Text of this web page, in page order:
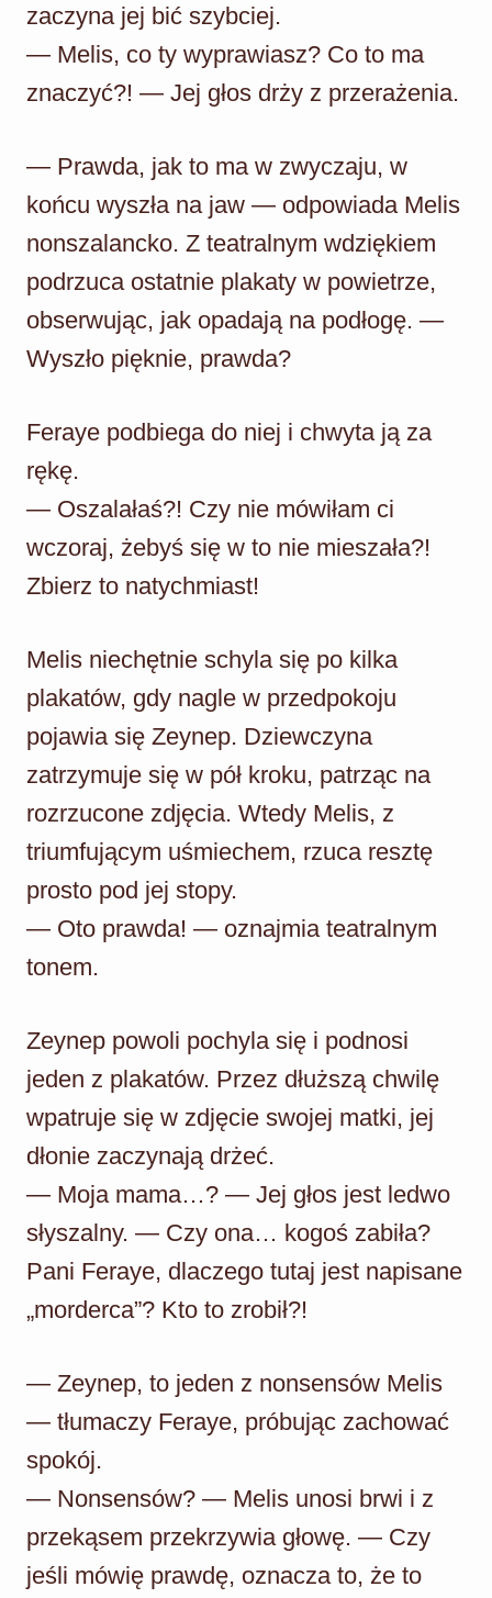
zaczyna jej bić szybciej.
— Melis, co ty wyprawiasz? Co to ma
znaczyć?! — Jej głos drży z przerażenia.
— Prawda, jak to ma w zwyczaju, w
końcu wyszła na jaw — odpowiada Melis
nonszalancko. Z teatralnym wdziękiem
podrzuca ostatnie plakaty w powietrze,
obserwując, jak opadają na podłogę. —
Wyszło pięknie, prawda?
Feraye podbiega do niej i chwyta ją za
rękę.
— Oszalałaś?! Czy nie mówiłam ci
wczoraj, żebyś się w to nie mieszała?!
Zbierz to natychmiast!
Melis niechętnie schyla się po kilka
plakatów, gdy nagle w przedpokoju
pojawia się Zeynep. Dziewczyna
zatrzymuje się w pół kroku, patrząc na
rozrzucone zdjęcia. Wtedy Melis, z
triumfującym uśmiechem, rzuca resztę
prosto pod jej stopy.
— Oto prawda! — oznajmia teatralnym
tonem.
Zeynep powoli pochyla się i podnosi
jeden z plakatów. Przez dłuższą chwilę
wpatruje się w zdjęcie swojej matki, jej
dłonie zaczynają drżeć.
— Moja mama…? — Jej głos jest ledwo
słyszalny. — Czy ona… kogoś zabiła?
Pani Feraye, dlaczego tutaj jest napisane
„morderca”? Kto to zrobił?!
— Zeynep, to jeden z nonsensów Melis
— tłumaczy Feraye, próbując zachować
spokój.
— Nonsensów? — Melis unosi brwi i z
przekąsem przekrzywia głowę. — Czy
jeśli mówię prawdę, oznacza to, że to